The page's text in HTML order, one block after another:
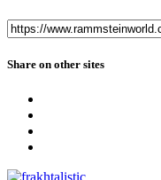
Share on other sites